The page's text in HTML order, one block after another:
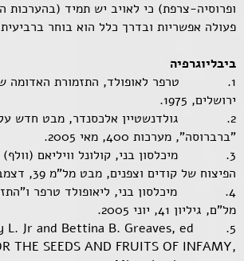
ופרוסיה-צרפת) כי לאויב יש תמיד (בהערכות
פעולה אפשריות ובדרך כלל הוא בוחר
ביבליוגרפיה
1. טרפר לאופולד, התזמורת האדומה
ירושלים, 1975.
2. גולדנשטיין אלכסנדר, מבט חדש
"ברברוסה", מערכות 400, מאי 2005.
3. מיכלסון בני, קולונל וויליאם (וולף)
הפיצוח של קודים וצפנים, מבט מל"מ 39, דצמבר 2004.
4. מיכלסון בני, ליאופולד טרפר
מל"ם, גיליון 41, יוני 2005.
L. Jr and Bettina B. Greaves, ed
THE SEEDS AND FRUITS OF INFAMY,